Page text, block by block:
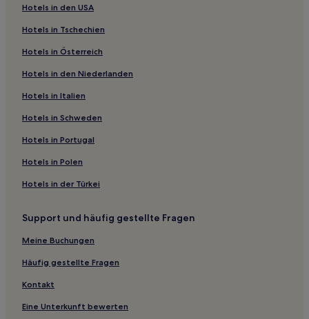
Forest City Hotels
Historic Montford: Hotels
Ridgecrest Hotels
Dana Hotels
Hotels nahe Oconaluftee Visitor Center
Bear Lake Reserve: Hotels
Hotels nahe Black Mountain College Museum
Toluca Hotels
Biltmore Village: Hotels
Hotels nahe Osceola Lake
Hotels nahe McCormick Field
Hotels nahe Mount Mitchell Trailhead
Asheville Hotels
Huston - Courtland: Hotels
Hotels in den USA
Hotels in Tschechien
Hotels in Österreich
Hotels in den Niederlanden
Hotels in Italien
Hotels in Schweden
Hotels in Portugal
Hotels in Polen
Hotels in der Türkei
Support und häufig gestellte Fragen
Meine Buchungen
Häufig gestellte Fragen
Kontakt
Eine Unterkunft bewerten